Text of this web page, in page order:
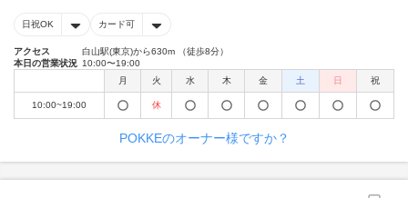
日祝OK カード可
アクセス
白山駅(東京)から630m （徒歩8分）
本日の営業状況 10:00〜19:00
月
火 水 木 金 土 日 祝
10:00~19:00 休
POKKEのオーナー様ですか？